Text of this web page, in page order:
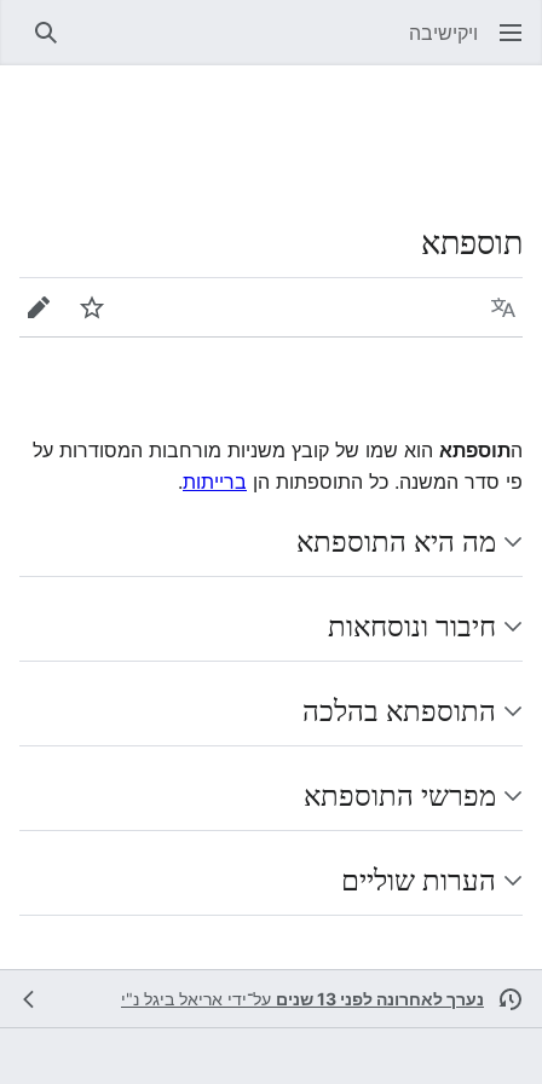
ויקישיבה
תוספתא
שפה מעקב
התוספתא הוא שמו של קובץ משניות מורחבות המסודרות על
פי סדר המשנה. כל התוספתות הן ברייתות.
מה היא התוספתא
חיבור ונוסחאות
התוספתא בהלכה
מפרשי התוספתא
הערות שוליים
נערך לאחרונה לפני 13 שנים על־ידי אריאל ביגל נ"י